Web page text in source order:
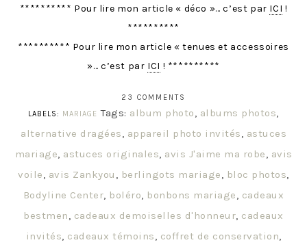
********** Pour lire mon article « déco »… c’est par ICI !
**********
********** Pour lire mon article « tenues et accessoires
»… c’est par ICI ! **********
23 COMMENTS
LABELS: MARIAGE Tags: album photo, albums photos,
alternative dragées, appareil photo invités, astuces
mariage, astuces originales, avis J'aime ma robe, avis
voile, avis Zankyou , berlingots mariage, bloc photos,
Bodyline Center, boléro, bonbons mariage, cadeaux
bestmen, cadeaux demoiselles d'honneur, cadeaux
invités, cadeaux témoins, coffret de conservation,